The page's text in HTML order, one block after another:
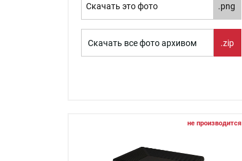
Скачать это фото .png
Скачать все фото архивом .zip
не производится